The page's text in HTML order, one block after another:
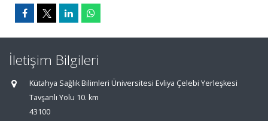
İletişim Bilgileri
Kütahya Sağlık Bilimleri Üniversitesi Evliya Çelebi Yerleşkesi
Tavşanlı Yolu 10. km
43100